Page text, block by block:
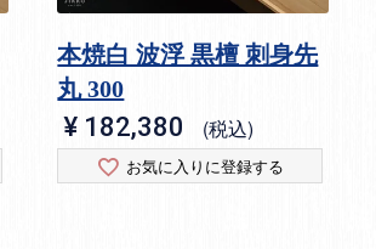
本焼白 波浮 黒檀 刺身先
丸 300
¥ 182,380 税込
お気に入りに登録する